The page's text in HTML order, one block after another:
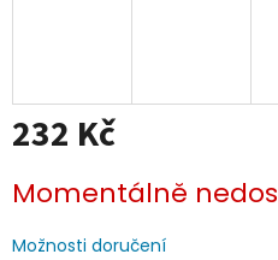
232 Kč
cena:
Momentálně
Možnosti doručení